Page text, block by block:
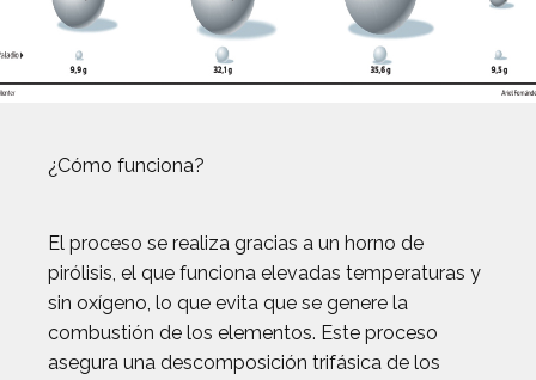
¿Cómo funciona?
El proceso se realiza gracias a un horno de
pirólisis, el que funciona elevadas temperaturas y
sin oxígeno, lo que evita que se genere la
combustión de los elementos. Este proceso
asegura una descomposición trifásica de los